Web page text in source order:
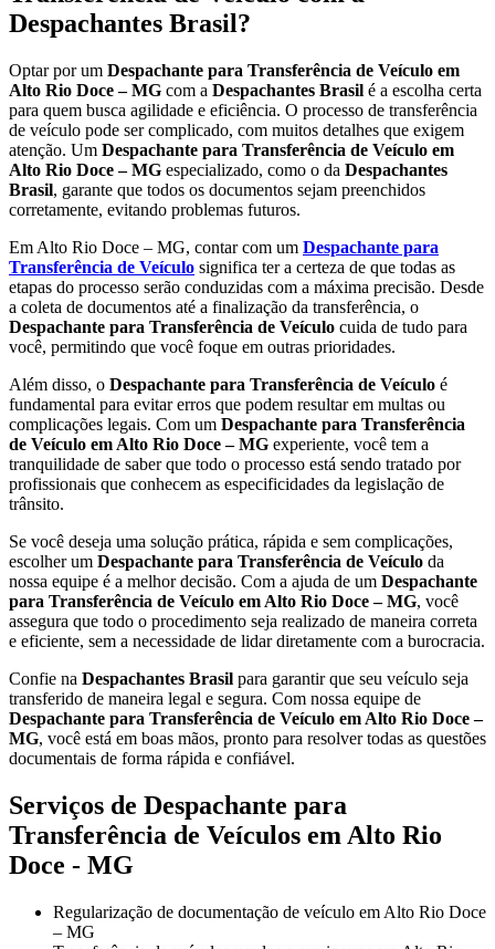
Despachantes Brasil?
Optar por um Despachante para Transferência de Veículo em
Alto Rio Doce – MG com a Despachantes Brasil é a escolha certa
para quem busca agilidade e eficiência. O processo de transferência
de veículo pode ser complicado, com muitos detalhes que exigem
atenção. Um Despachante para Transferência de Veículo em
Alto Rio Doce – MG especializado, como o da Despachantes
Brasil, garante que todos os documentos sejam preenchidos
corretamente, evitando problemas futuros.
Em Alto Rio Doce – MG, contar com um Despachante para
Transferência de Veículo significa ter a certeza de que todas as
etapas do processo serão conduzidas com a máxima precisão. Desde
a coleta de documentos até a finalização da transferência, o
Despachante para Transferência de Veículo cuida de tudo para
você, permitindo que você foque em outras prioridades.
Além disso, o Despachante para Transferência de Veículo é
fundamental para evitar erros que podem resultar em multas ou
complicações legais. Com um Despachante para Transferência
de Veículo em Alto Rio Doce – MG experiente, você tem a
tranquilidade de saber que todo o processo está sendo tratado por
profissionais que conhecem as especificidades da legislação de
trânsito.
Se você deseja uma solução prática, rápida e sem complicações,
escolher um Despachante para Transferência de Veículo da
nossa equipe é a melhor decisão. Com a ajuda de um Despachante
para Transferência de Veículo em Alto Rio Doce – MG, você
assegura que todo o procedimento seja realizado de maneira correta
e eficiente, sem a necessidade de lidar diretamente com a burocracia.
Confie na Despachantes Brasil para garantir que seu veículo seja
transferido de maneira legal e segura. Com nossa equipe de
Despachante para Transferência de Veículo em Alto Rio Doce –
MG, você está em boas mãos, pronto para resolver todas as questões
documentais de forma rápida e confiável.
Serviços de Despachante para
Transferência de Veículos em Alto Rio
Doce - MG
Regularização de documentação de veículo em Alto Rio Doce
– MG